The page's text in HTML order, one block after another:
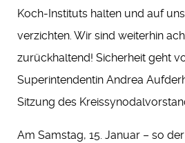
Koch-Instituts halten und auf
verzichten. Wir sind weiterhin
zurückhaltend! Sicherheit geht
Superintendentin Andrea
Sitzung des
Am Samstag, 15. Januar – so